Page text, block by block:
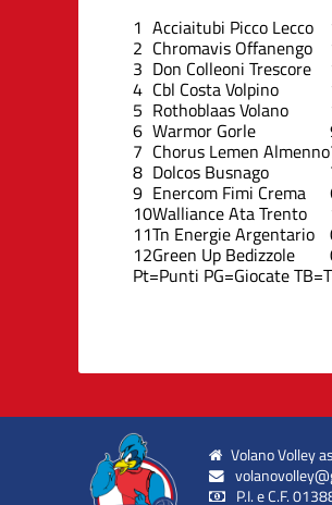
1 Acciaitubi Picco Lecco
2 Chromavis Offanengo
3 Don Colleoni Trescore
4 Cbl Costa Volpino
5 Rothoblaas Volano
6 Warmor Gorle
7 Chorus Lemen Almenno
8 Dolcos Busnago
9 Enercom Fimi Crema
10Walliance Ata Trento
11Tn Energie Argentario
12Green Up Bedizzole
Pt=Punti PG=Giocate
Volano Volley
P.I. e C.F.